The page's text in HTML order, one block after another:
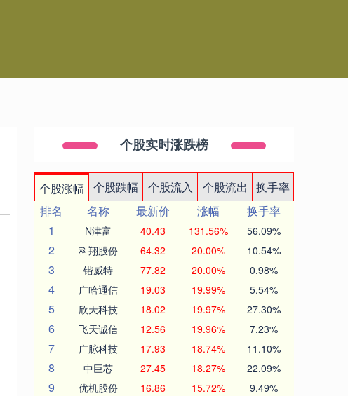
个股实时涨跌榜
个股涨幅 个股跌幅 个股流入 个股流出
换手率
排名
名称 最新价 涨幅
换手率
1
N津富 40.43 131.56% 56.09%
2 科翔股份 64.32 20.00% 10.54%
3 锴威特 77.82 20.00% 0.98%
4 广哈通信 19.03 19.99% 5.54%
5 欣天科技 18.02 19.97% 27.30%
6 飞天诚信 12.56 19.96% 7.23%
7 广脉科技 17.93 18.74% 11.10%
8 中巨芯 27.45 18.27% 22.09%
9 优机股份 16.86 15.72% 9.49%